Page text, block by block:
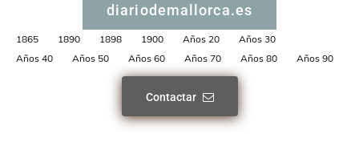
diariodemallorca.es
1865 1890 1898 1900 Años 20
Años 30
Años 40
Años 50 Años 60 Años 70 Años 80 Años 90
Contactar